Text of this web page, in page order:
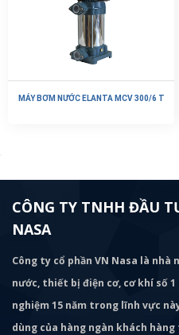
MÁY BƠM NƯỚC ELANTA MCV 300/6 T
CÔNG TY TNHH ĐẦU
NASA
Công ty cổ phần VN Nasa là nhà
nước, thiết bị điện cơ, cơ khí số
nghiệm 15 năm trong lĩnh vực
dùng của hàng ngàn khách